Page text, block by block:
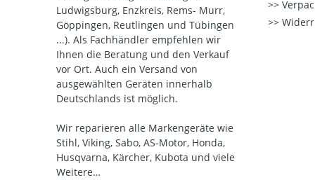
Ludwigsburg, Enzkreis, Rems- Murr,
Göppingen, Reutlingen und Tübingen
...). Als Fachhändler empfehlen wir
Ihnen die Beratung und den Verkauf
vor Ort. Auch ein Versand von
ausgewählten Geräten innerhalb
Deutschlands ist möglich.
Wir reparieren alle Markengeräte wie
Stihl, Viking, Sabo, AS-Motor, Honda,
Husqvarna, Kärcher, Kubota und viele
Weitere…